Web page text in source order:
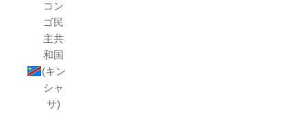
コン
ゴ民
主共
和国
(キン
シャ
サ)